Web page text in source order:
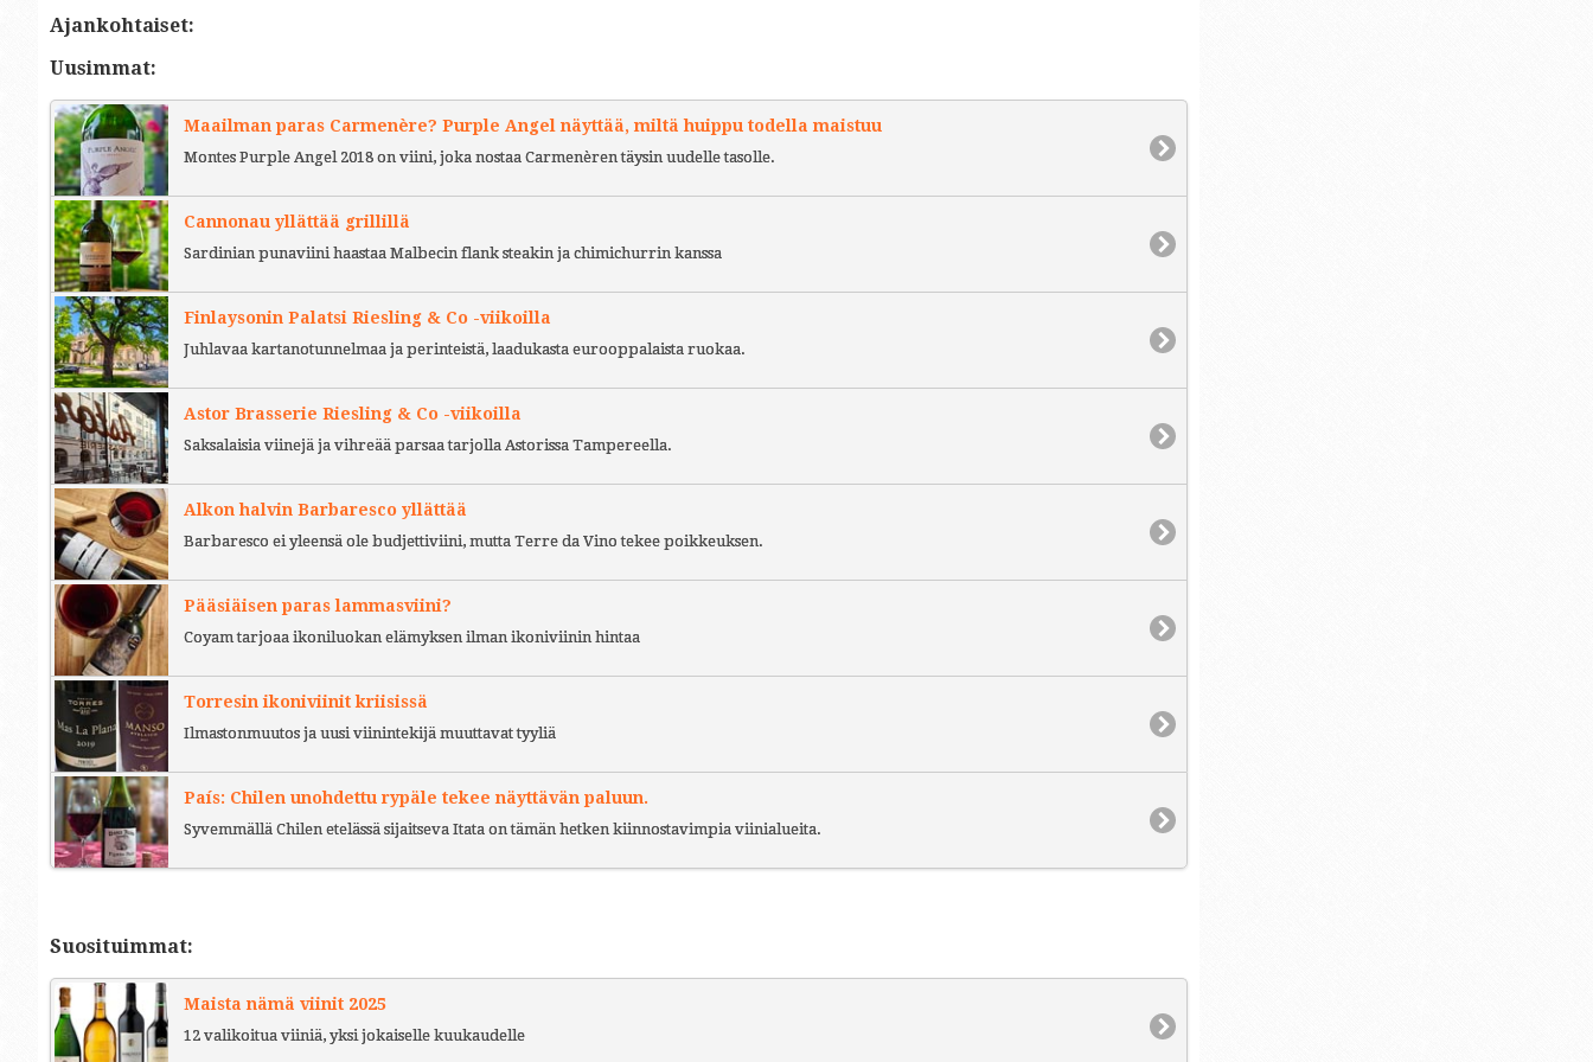
Ajankohtaiset:
Uusimmat:
Maailman paras Carmenère? Purple Angel näyttää, miltä huippu todella maistuu
Montes Purple Angel 2018 on viini, joka nostaa Carmenèren täysin uudelle tasolle.
Cannonau yllättää grillillä
Sardinian punaviini haastaa Malbecin flank steakin ja chimichurrin kanssa
Finlaysonin Palatsi Riesling & Co -viikoilla
Juhlavaa kartanotunnelmaa ja perinteistä, laadukasta eurooppalaista ruokaa.
Astor Brasserie Riesling & Co -viikoilla
Saksalaisia viinejä ja vihreää parsaa tarjolla Astorissa Tampereella.
Alkon halvin Barbaresco yllättää
Barbaresco ei yleensä ole budjettiviini, mutta Terre da Vino tekee poikkeuksen.
Pääsiäisen paras lammasviini?
Coyam tarjoaa ikoniluokan elämyksen ilman ikoniviinin hintaa
Torresin ikoniviinit kriisissä
Ilmastonmuutos ja uusi viinintekijä muuttavat tyyliä
País: Chilen unohdettu rypäle tekee näyttävän paluun.
Syvemmällä Chilen etelässä sijaitseva Itata on tämän hetken kiinnostavimpia viinialueita.
Suosituimmat:
Maista nämä viinit 2025
12 valikoitua viiniä, yksi jokaiselle kuukaudelle